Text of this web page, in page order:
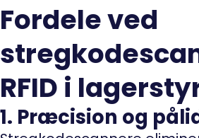
Fordele ved
RFID i
1. Præcision og